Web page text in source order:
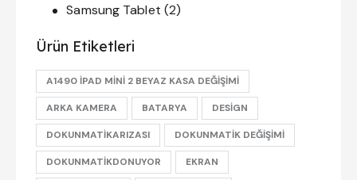
Samsung Tablet (2)
Ürün Etiketleri
A1490 IPAD MINI 2 BEYAZ KASA DEĞIŞIMI
ARKA KAMERA BATARYA DESIGN
DOKUNMATIKARIZASI DOKUNMATIK DEĞIŞIMI
DOKUNMATIKDONUYOR EKRAN